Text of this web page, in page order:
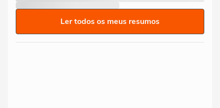
Ler todos os meus resumos